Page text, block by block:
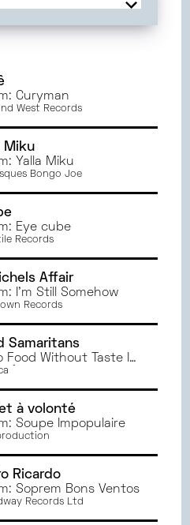
Curyman
West Records
Miku
Yalla Miku
Bongo Joe
Eye cube
Records
Affair
I'm Still Somehow
Records
Samaritans
Food Without Taste If
(Analog Africa Dance
à volonté
Soupe Impopulaire
Ricardo
Soprem Bons Ventos
Records Ltd